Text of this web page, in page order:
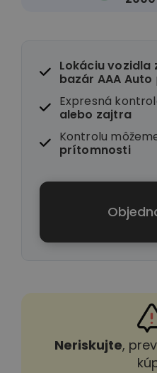
Lokáciu vozidla
bazár AAA Auto
Expresná
alebo zajtra
Kontrolu
prítomnosti
Neriskujte,